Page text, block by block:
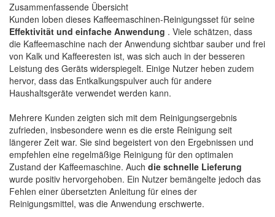
Zusammenfassende Übersicht
Kunden loben dieses Kaffeemaschinen-Reinigungsset für seine
Effektivität und einfache Anwendung . Viele schätzen, dass
die Kaffeemaschine nach der Anwendung sichtbar sauber und frei
von Kalk und Kaffeeresten ist, was sich auch in der besseren
Leistung des Geräts widerspiegelt. Einige Nutzer heben zudem
hervor, dass das Entkalkungspulver auch für andere
Haushaltsgeräte verwendet werden kann.
Mehrere Kunden zeigten sich mit dem Reinigungsergebnis
zufrieden, insbesondere wenn es die erste Reinigung seit
längerer Zeit war. Sie sind begeistert von den Ergebnissen und
empfehlen eine regelmäßige Reinigung für den optimalen
Zustand der Kaffeemaschine. Auch die schnelle Lieferung
wurde positiv hervorgehoben. Ein Nutzer bemängelte jedoch das
Fehlen einer übersetzten Anleitung für eines der
Reinigungsmittel, was die Anwendung erschwerte.